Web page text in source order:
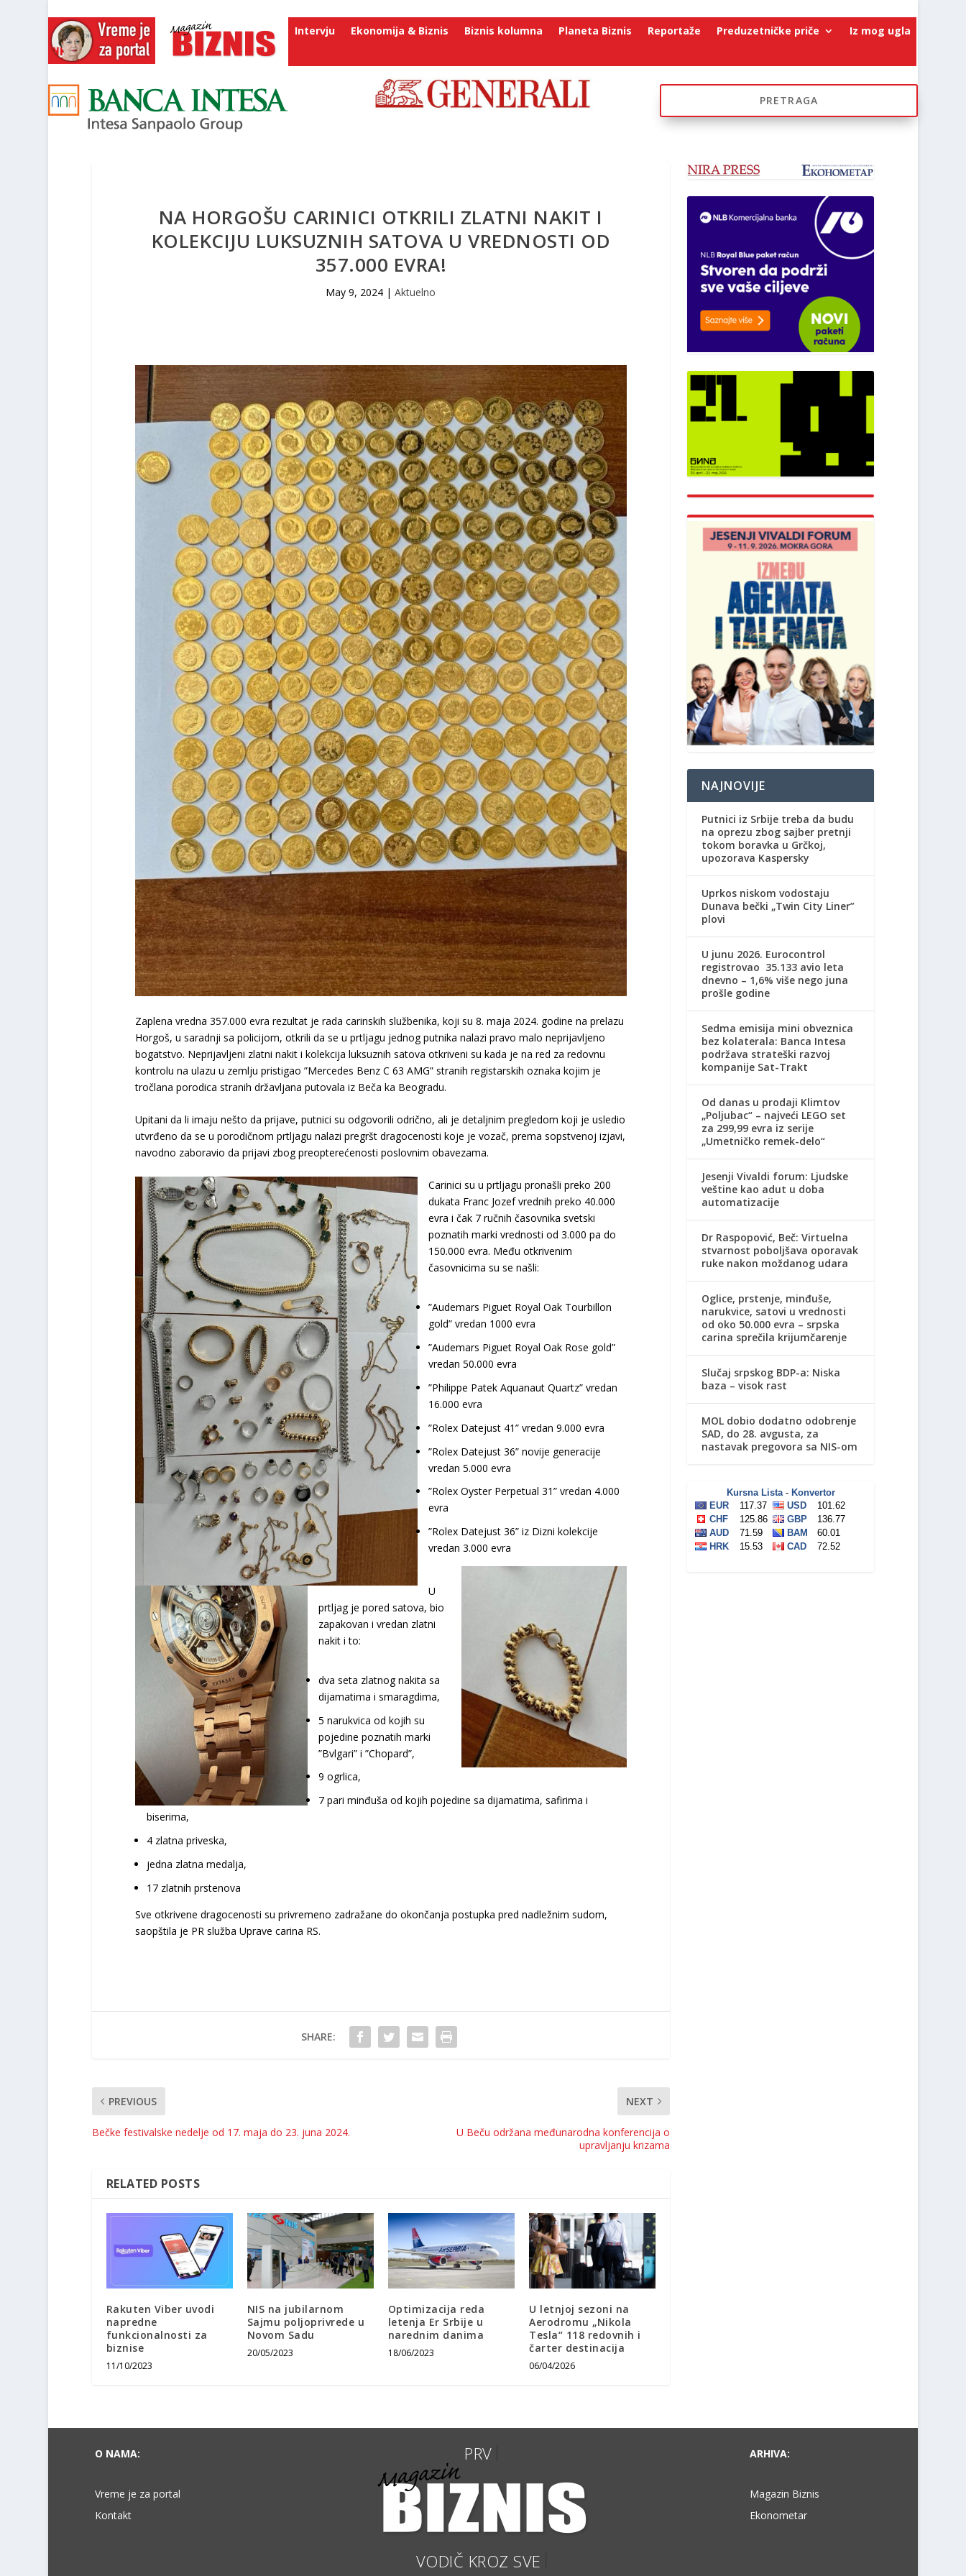
Intervju Ekonomija & Biznis Biznis kolumna Planeta Biznis Reportaže Preduzetničke priče Iz mog ugla
NA HORGOŠU CARINICI OTKRILI ZLATNI NAKIT I
KOLEKCIJU LUKSUZNIH SATOVA U VREDNOSTI OD
357.000 EVRA!
May 9, 2024 |Aktuelno
Zaplena vredna 357.000 evra rezultat je rada carinskih službenika, koji su 8. maja 2024. godine na prelazu
Horgoš, u saradnji sa policijom, otkrili da se u prtljagu jednog putnika nalazi pravo malo neprijavljeno
bogatstvo. Neprijavljeni zlatni nakit i kolekcija luksuznih satova otkriveni su kada je na red za redovnu
kontrolu na ulazu u zemlju pristigao ”Mercedes Benz C 63 AMG” stranih registarskih oznaka kojim je
tročlana porodica stranih državljana putovala iz Beča ka Beogradu.
Upitani da li imaju nešto da prijave, putnici su odgovorili odrično, ali je detaljnim pregledom koji je usledio
utvrđeno da se u porodičnom prtljagu nalazi pregršt dragocenosti koje je vozač, prema sopstvenoj izjavi,
navodno zaboravio da prijavi zbog preopterećenosti poslovnim obavezama.
Carinici su u prtljagu pronašli preko 200
dukata Franc Jozef vrednih preko 40.000
evra i čak 7 ručnih časovnika svetski
poznatih marki vrednosti od 3.000 pa do
150.000 evra. Među otkrivenim
časovnicima su se našli:
”Audemars Piguet Royal Oak Tourbillon
gold” vredan 1000 evra
”Audemars Piguet Royal Oak Rose gold”
vredan 50.000 evra
”Philippe Patek Aquanaut Quartz” vredan
16.000 evra
”Rolex Datejust 41” vredan 9.000 evra
”Rolex Datejust 36” novije generacije
vredan 5.000 evra
”Rolex Oyster Perpetual 31” vredan 4.000
evra
”Rolex Datejust 36” iz Dizni kolekcije
vredan 3.000 evra
U
prtljag je pored satova, bio
zapakovan i vredan zlatni
nakit i to:
dva seta zlatnog nakita sa
dijamatima i smaragdima,
5 narukvica od kojih su
pojedine poznatih marki
”Bvlgari” i ”Chopard”,
9 ogrlica,
7 pari minđuša od kojih pojedine sa dijamatima, safirima i
biserima,
4 zlatna priveska,
jedna zlatna medalja,
17 zlatnih prstenova
Sve otkrivene dragocenosti su privremeno zadražane do okončanja postupka pred nadležnim sudom,
saopštila je PR služba Uprave carina RS.
SHARE:
PREVIOUS
Bečke festivalske nedelje od 17. maja do 23. juna 2024.
NEXT
U Beču održana međunarodna konferencija o
upravljanju krizama
RELATED POSTS
Rakuten Viber uvodi
napredne
funkcionalnosti za
biznise
11/10/2023
NIS na jubilarnom
Sajmu poljoprivrede u
Novom Sadu
20/05/2023
Optimizacija reda
letenja Er Srbije u
narednim danima
18/06/2023
U letnjoj sezoni na
Aerodromu „Nikola
Tesla“ 118 redovnih i
čarter destinacija
06/04/2026
NAJNOVIJE
Putnici iz Srbije treba da budu
na oprezu zbog sajber pretnji
tokom boravka u Grčkoj,
upozorava Kaspersky
Uprkos niskom vodostaju
Dunava bečki „Twin City Liner”
plovi
U junu 2026. Eurocontrol
registrovao 35.133 avio leta
dnevno – 1,6% više nego juna
prošle godine
Sedma emisija mini obveznica
bez kolaterala: Banca Intesa
podržava strateški razvoj
kompanije Sat-Trakt
Od danas u prodaji Klimtov
„Poljubac“ – najveći LEGO set
za 299,99 evra iz serije
„Umetničko remek-delo“
Jesenji Vivaldi forum: Ljudske
veštine kao adut u doba
automatizacije
Dr Raspopović, Beč: Virtuelna
stvarnost poboljšava oporavak
ruke nakon moždanog udara
Oglice, prstenje, minđuše,
narukvice, satovi u vrednosti
od oko 50.000 evra – srpska
carina sprečila krijumčarenje
Slučaj srpskog BDP-a: Niska
baza – visok rast
MOL dobio dodatno odobrenje
SAD, do 28. avgusta, za
nastavak pregovora sa NIS-om
O NAMA:
Vreme je za portal
Kontakt
ARHIVA:
Magazin Biznis
Ekonometar